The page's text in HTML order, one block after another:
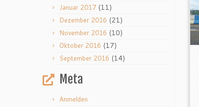
Januar 2017 (11)
Dezember 2016 (21)
November 2016 (10)
Oktober 2016 (17)
September 2016 (14)
Meta
Anmelden